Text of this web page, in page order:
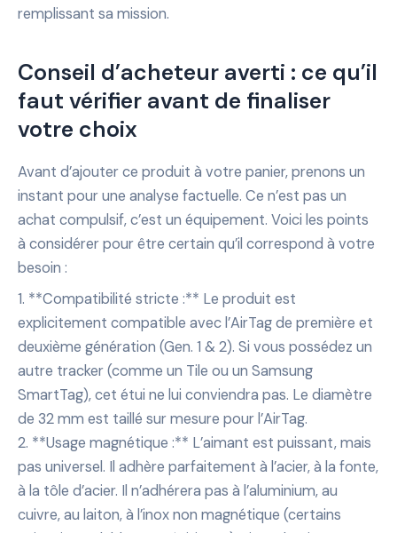
remplissant sa mission.
Conseil d’acheteur averti : ce qu’il
faut vérifier avant de finaliser
votre choix
Avant d’ajouter ce produit à votre panier, prenons un
instant pour une analyse factuelle. Ce n’est pas un
achat compulsif, c’est un équipement. Voici les points
à considérer pour être certain qu’il correspond à votre
besoin :
1. **Compatibilité stricte :** Le produit est
explicitement compatible avec l’AirTag de première et
deuxième génération (Gen. 1 & 2). Si vous possédez un
autre tracker (comme un Tile ou un Samsung
SmartTag), cet étui ne lui conviendra pas. Le diamètre
de 32 mm est taillé sur mesure pour l’AirTag.
2. **Usage magnétique :** L’aimant est puissant, mais
pas universel. Il adhère parfaitement à l’acier, à la fonte,
à la tôle d’acier. Il n’adhérera pas à l’aluminium, au
cuivre, au laiton, à l’inox non magnétique (certains